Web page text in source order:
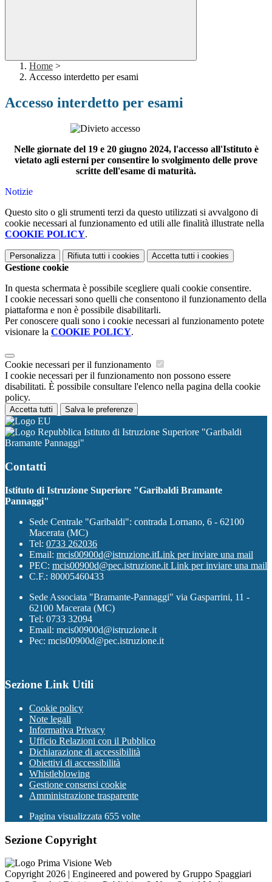
Home >
Accesso interdetto per esami
Accesso interdetto per esami
Nelle giornate del 19 e 20 giugno 2024, l'accesso all'Istituto è
vietato agli esterni per consentire lo svolgimento delle prove
scritte dell'esame di maturità.
Notizie
Questo sito o gli strumenti terzi da questo utilizzati si avvalgono di
cookie necessari al funzionamento ed utili alle finalità illustrate nella
COOKIE POLICY.
Personalizza Rifiuta tutti i cookies Accetta tutti i cookies
Gestione cookie
In questa schermata è possibile scegliere quali cookie consentire.
I cookie necessari sono quelli che consentono il funzionamento della
piattaforma e non è possibile disabilitarli.
Per conoscere quali sono i cookie necessari al funzionamento potete
visionare la COOKIE POLICY.
Cookie necessari per il funzionamento
I cookie necessari per il funzionamento non possono essere
disabilitati. È possibile consultare l'elenco nella pagina della cookie
policy.
Accetta tutti Salva le preferenze
Istituto di Istruzione Superiore "Garibaldi
Bramante Pannaggi"
Contatti
Istituto di Istruzione Superiore "Garibaldi Bramante
Pannaggi"
Sede Centrale "Garibaldi": contrada Lornano, 6 - 62100
Macerata (MC)
Tel: 0733 262036
Email: mcis00900d@istruzione.itLink per inviare una mail
PEC: mcis00900d@pec.istruzione.it Link per inviare una mail
C.F.: 80005460433
Sede Associata "Bramante-Pannaggi" via Gasparrini, 11 -
62100 Macerata (MC)
Tel: 0733 32094
Email: mcis00900d@istruzione.it
Pec: mcis00900d@pec.istruzione.it
Sezione Link Utili
Cookie policy
Note legali
Informativa Privacy
Ufficio Relazioni con il Pubblico
Dichiarazione di accessibilità
Obiettivi di accessibilità
Whistleblowing
Gestione consensi cookie
Amministrazione trasparente
Pagina visualizzata 655 volte
Sezione Copyright
Copyright 2026 | Engineered and powered by Gruppo Spaggiari